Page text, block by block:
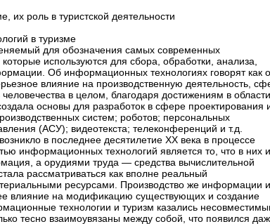
их роль в туристской деятельности
в туризме
для обозначения самых современных
используются для сбора, обработки, анализа,
Об информационных технологиях говорят как о
влияние на производственную деятельность,
в целом, благодаря достижениям в области
основы для разработок в сфере проектирования
систем; роботов; персональных
(АСУ); видеотекста; телеконференций и т.д.
в последнее десятилетие ХХ века в процессе
информационных технологий является то, что в них и
а орудиями труда — средства вычислительной
рассматриваться как вполне реальный
ресурсами. Производство же информации
влияние на модификацию существующих и создание
технологии и туризм казались
тесно взаимоувязаны между собой, что появился